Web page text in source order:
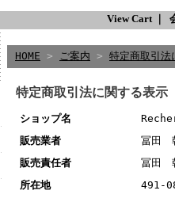
View Cart｜
HOME > ご案内 > 特定商取引法
特定商取引法に関する表示
ショップ名
販売業者
冨田
販売責任者
冨田
所在地
491-